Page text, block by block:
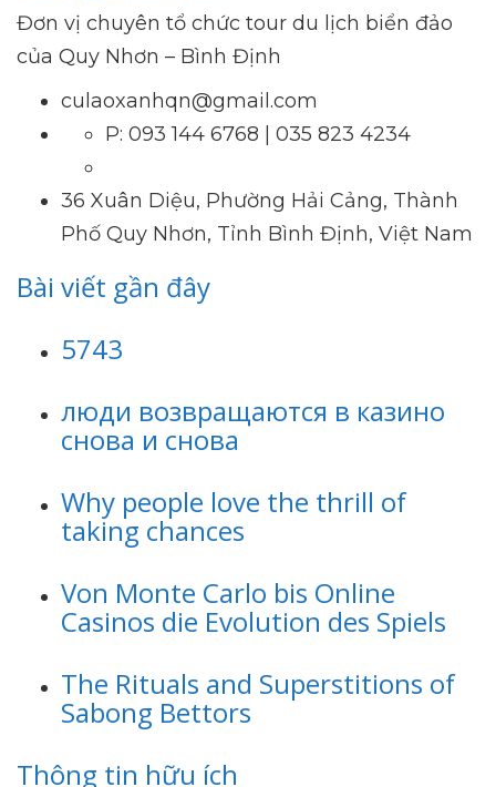
Đơn vị chuyên tổ chức tour du lịch biển đảo
của Quy Nhơn – Bình Định
culaoxanhqn@gmail.com
P: 093 144 6768 | 035 823 4234
36 Xuân Diệu, Phường Hải Cảng, Thành
Phố Quy Nhơn, Tỉnh Bình Định, Việt Nam
Bài viết gần đây
5743
люди возвращаются в казино
снова и снова
Why people love the thrill of
taking chances
Von Monte Carlo bis Online
Casinos die Evolution des Spiels
The Rituals and Superstitions of
Sabong Bettors
Thông tin hữu ích